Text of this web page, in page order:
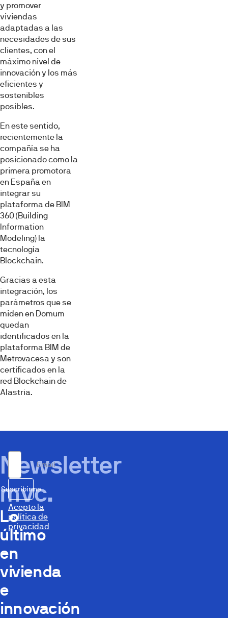
y promover
viviendas
adaptadas a las
necesidades de sus
clientes, con el
máximo nivel de
innovación y los más
eficientes y
sostenibles
posibles.
En este sentido,
recientemente la
compañía se ha
posicionado como la
primera promotora
en España en
integrar su
plataforma de BIM
360 (Building
Information
Modeling) la
tecnología
Blockchain.
Gracias a esta
integración, los
parámetros que se
miden en Domum
quedan
identificados en la
plataforma BIM de
Metrovacesa y son
certificados en la
red Blockchain de
Alastria.
Newsletter
mvc.
Lo
último
en
vivienda
e
innovación
Email
Suscribirme
Acepto la
política de
privacidad